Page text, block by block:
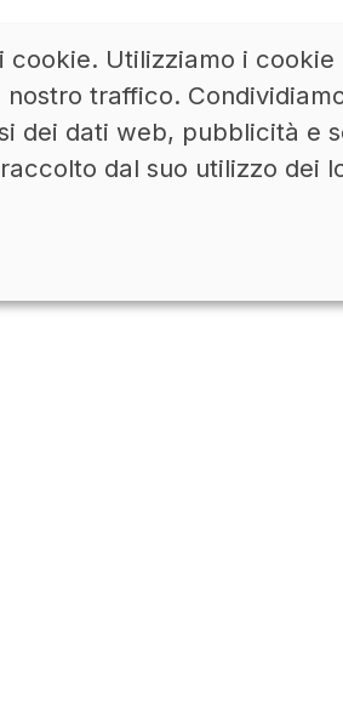
cookie. Utilizziamo i
traffico.
dei dati web, pubblicità e
dal suo utilizzo dei